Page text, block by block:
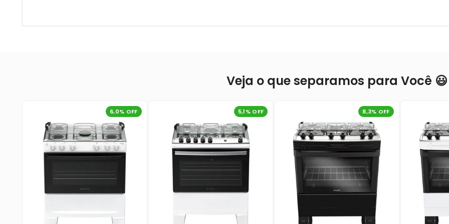
Veja o que separamos para Você 😃
6,0% OFF 5,1% OFF 8,3% OFF